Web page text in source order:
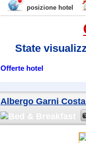
posizione hotel
State
Offerte hotel
Albergo Garni